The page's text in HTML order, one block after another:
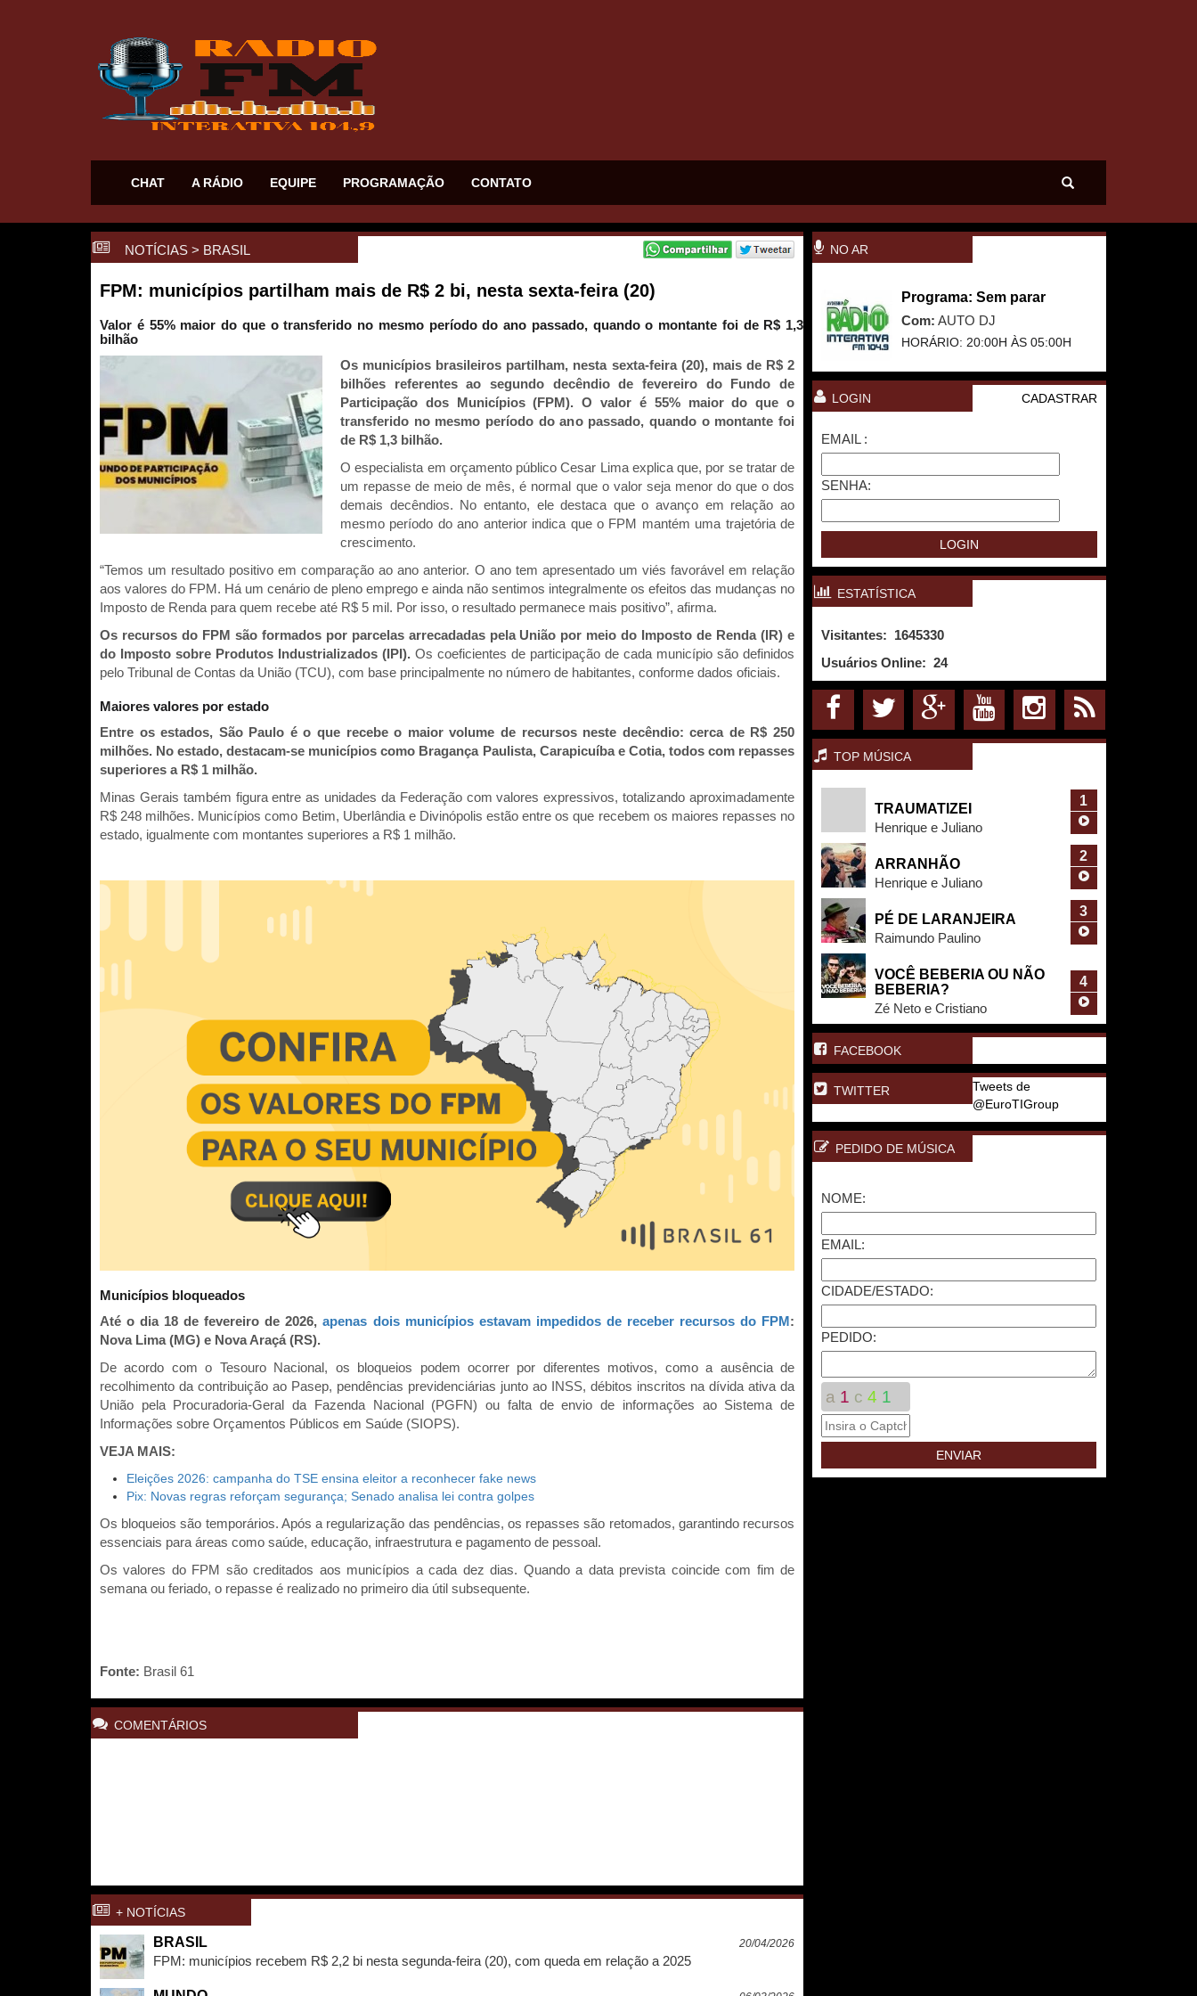
CHAT A RÁDIO EQUIPE PROGRAMAÇÃO CONTATO
NOTÍCIAS > BRASIL
FPM: municípios partilham mais de R$ 2 bi, nesta sexta-feira (20)
Valor é 55% maior do que o transferido no mesmo período do ano passado, quando o montante foi de R$ 1,3
bilhão
Os municípios brasileiros partilham, nesta sexta-feira (20), mais de R$ 2
bilhões referentes ao segundo decêndio de fevereiro do Fundo de
Participação dos Municípios (FPM). O valor é 55% maior do que o
transferido no mesmo período do ano passado, quando o montante foi
de R$ 1,3 bilhão.
O especialista em orçamento público Cesar Lima explica que, por se tratar de
um repasse de meio de mês, é normal que o valor seja menor do que o dos
demais decêndios. No entanto, ele destaca que o avanço em relação ao
mesmo período do ano anterior indica que o FPM mantém uma trajetória de
crescimento.
“Temos um resultado positivo em comparação ao ano anterior. O ano tem apresentado um viés favorável em relação
aos valores do FPM. Há um cenário de pleno emprego e ainda não sentimos integralmente os efeitos das mudanças no
Imposto de Renda para quem recebe até R$ 5 mil. Por isso, o resultado permanece mais positivo”, afirma.
Os recursos do FPM são formados por parcelas arrecadadas pela União por meio do Imposto de Renda (IR) e
do Imposto sobre Produtos Industrializados (IPI). Os coeficientes de participação de cada município são definidos
pelo Tribunal de Contas da União (TCU), com base principalmente no número de habitantes, conforme dados oficiais.
Maiores valores por estado
Entre os estados, São Paulo é o que recebe o maior volume de recursos neste decêndio: cerca de R$ 250
milhões. No estado, destacam-se municípios como Bragança Paulista, Carapicuíba e Cotia, todos com repasses
superiores a R$ 1 milhão.
Minas Gerais também figura entre as unidades da Federação com valores expressivos, totalizando aproximadamente
R$ 248 milhões. Municípios como Betim, Uberlândia e Divinópolis estão entre os que recebem os maiores repasses no
estado, igualmente com montantes superiores a R$ 1 milhão.
Municípios bloqueados
Até o dia 18 de fevereiro de 2026,apenas dois municípios estavam impedidos de receber recursos do FPM:
Nova Lima (MG) e Nova Araçá (RS).
De acordo com o Tesouro Nacional, os bloqueios podem ocorrer por diferentes motivos, como a ausência de
recolhimento da contribuição ao Pasep, pendências previdenciárias junto ao INSS, débitos inscritos na dívida ativa da
União pela Procuradoria-Geral da Fazenda Nacional (PGFN) ou falta de envio de informações ao Sistema de
Informações sobre Orçamentos Públicos em Saúde (SIOPS).
VEJA MAIS:
Eleições 2026: campanha do TSE ensina eleitor a reconhecer fake news
Pix: Novas regras reforçam segurança; Senado analisa lei contra golpes
Os bloqueios são temporários. Após a regularização das pendências, os repasses são retomados, garantindo recursos
essenciais para áreas como saúde, educação, infraestrutura e pagamento de pessoal.
Os valores do FPM são creditados aos municípios a cada dez dias. Quando a data prevista coincide com fim de
semana ou feriado, o repasse é realizado no primeiro dia útil subsequente.
Fonte: Brasil 61
COMENTÁRIOS
+ NOTÍCIAS
BRASIL 20/04/2026
FPM: municípios recebem R$ 2,2 bi nesta segunda-feira (20), com queda em relação a 2025
NO AR
Programa: Sem parar
Com: AUTO DJ
HORÁRIO: 20:00H ÀS 05:00H
LOGIN CADASTRAR
EMAIL :
SENHA:
ESTATÍSTICA
Visitantes: 1645330
Usuários Online: 24
TOP MÚSICA
TRAUMATIZEI
Henrique e Juliano
1
ARRANHÃO
Henrique e Juliano
2
PÉ DE LARANJEIRA
Raimundo Paulino
3
VOCÊ BEBERIA OU NÃO
BEBERIA?
Zé Neto e Cristiano
4
FACEBOOK
TWITTER
Tweets de
@EuroTIGroup
PEDIDO DE MÚSICA
NOME:
EMAIL:
CIDADE/ESTADO:
PEDIDO:
a 1 c 4 1